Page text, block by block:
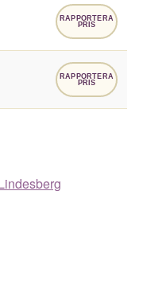
RAPPORTERA
PRIS
RAPPORTERA
PRIS